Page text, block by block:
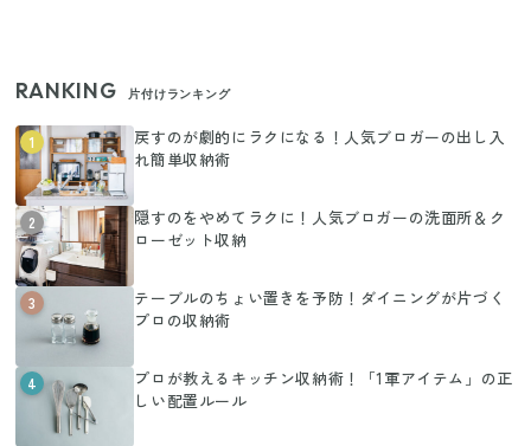
RANKING 片付けランキング
1
戻すのが劇的にラクになる！人気ブロガーの出し入
れ簡単収納術
2
隠すのをやめてラクに！人気ブロガーの洗面所＆ク
ローゼット収納
3
テーブルのちょい置きを予防！ダイニングが片づく
プロの収納術
4
プロが教えるキッチン収納術！「1軍アイテム」の正
しい配置ルール